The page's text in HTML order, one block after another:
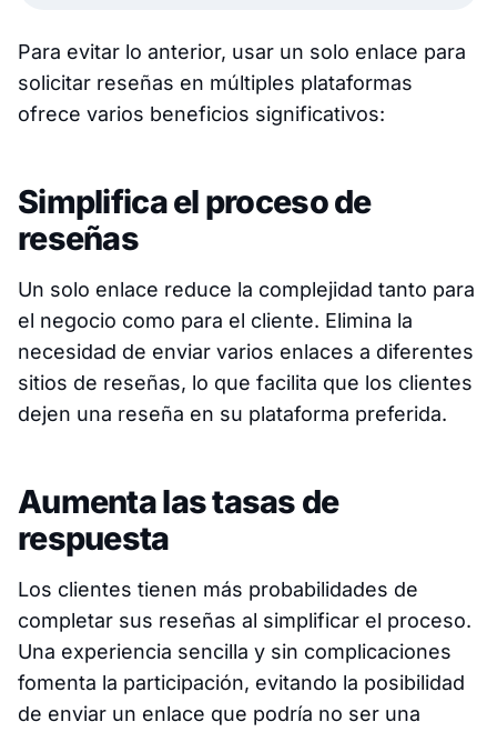
Para evitar lo anterior, usar un solo enlace para
solicitar reseñas en múltiples plataformas
ofrece varios beneficios significativos:
Simplifica el proceso de
reseñas
Un solo enlace reduce la complejidad tanto para
el negocio como para el cliente. Elimina la
necesidad de enviar varios enlaces a diferentes
sitios de reseñas, lo que facilita que los clientes
dejen una reseña en su plataforma preferida.
Aumenta las tasas de
respuesta
Los clientes tienen más probabilidades de
completar sus reseñas al simplificar el proceso.
Una experiencia sencilla y sin complicaciones
fomenta la participación, evitando la posibilidad
de enviar un enlace que podría no ser una